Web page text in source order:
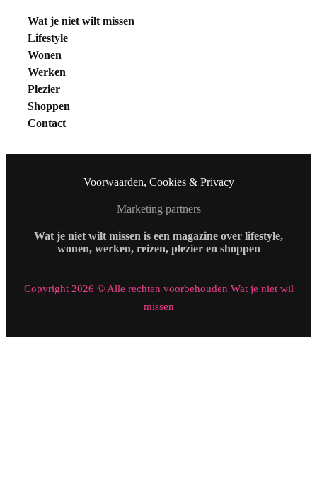
Wat je niet wilt missen
Lifestyle
Wonen
Werken
Plezier
Shoppen
Contact
Voorwaarden, Cookies & Privacy
Marketing partners
Wat je niet wilt missen is een magazine over lifestyle,
wonen, werken, reizen, plezier en shoppen
Copyright 2026 © Alle rechten voorbehouden Wat je niet wil
missen